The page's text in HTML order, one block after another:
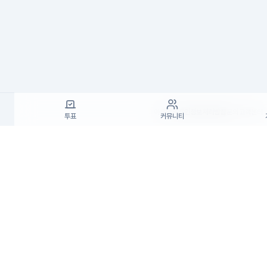
이용약관개인정보처리방침
투표 커뮤니티